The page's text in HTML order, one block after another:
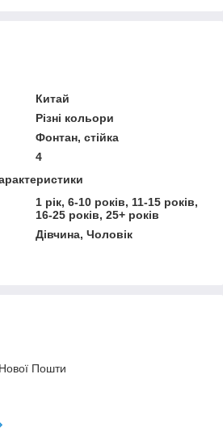
Китай
Різні кольори
Фонтан, стійка
4
1 рік, 6-10 років, 11-15 років,
16-25 років, 25+ років
Дівчина, Чоловік
Пошти